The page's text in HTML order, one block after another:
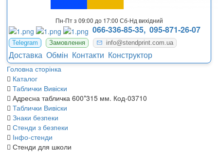
Пн-Пт з 09:00 до 17:00 Сб-Нд вихідний
066-336-85-35, 095-871-26-07
Telegram Замовлення info@stendprint.com.ua
Доставка Обмін Контакти Конструктор
Головна сторінка
Каталог
Таблички Вивіски
Адресна табличка 600*315 мм. Код-03710
Таблички Вивіски
Знаки безпеки
Стенди з безпеки
Інфо-стенди
Стенди для школи